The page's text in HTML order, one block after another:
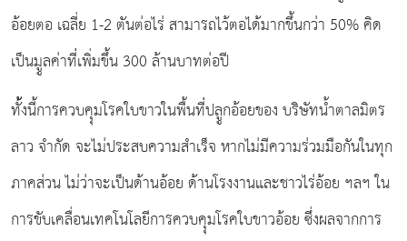
อ้อยตอ เฉลี่ย 1-2 ตันต่อไร่ สามารถไว้ตอได้มากขึ้นกว่า 50% คิด
เป็นมููลค่าที่่เพิ่มขึ้น 300 ล้านบาทต่อปี
ทั้้งนี้การควบคุุมโรคใบขาวในพื้นที่่ปลููกอ้อยของ บริษัทน้ำตาลมิตร
ลาว จำกัด จะไม่ประสบความสำเร็จ หากไม่มีความร่วมมือกันในทุก
ภาคส่วน ไม่ว่าจะเป็นด้านอ้อย ด้านโรงงานและชาวไร่อ้อย ฯลฯ ใน
การขับเคลื่อนเทคโนโลยีการควบคุุมโรคใบขาวอ้อย ซึ่งผลจากการ